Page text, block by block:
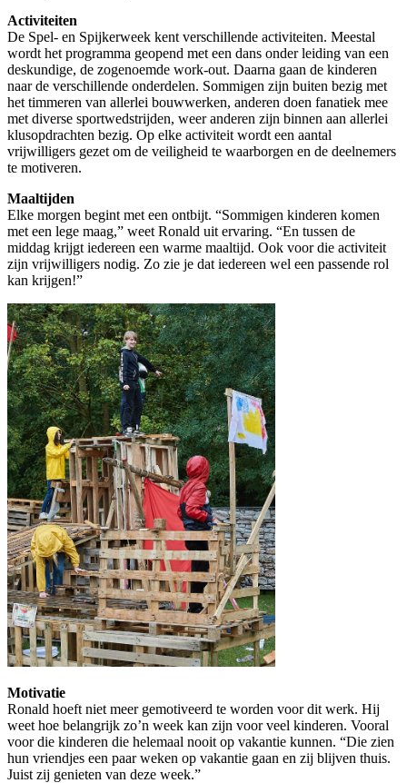
Activiteiten
De Spel- en Spijkerweek kent verschillende activiteiten. Meestal
wordt het programma geopend met een dans onder leiding van een
deskundige, de zogenoemde work-out. Daarna gaan de kinderen
naar de verschillende onderdelen. Sommigen zijn buiten bezig met
het timmeren van allerlei bouwwerken, anderen doen fanatiek mee
met diverse sportwedstrijden, weer anderen zijn binnen aan allerlei
klusopdrachten bezig. Op elke activiteit wordt een aantal
vrijwilligers gezet om de veiligheid te waarborgen en de deelnemers
te motiveren.
Maaltijden
Elke morgen begint met een ontbijt. “Sommigen kinderen komen
met een lege maag,” weet Ronald uit ervaring. “En tussen de
middag krijgt iedereen een warme maaltijd. Ook voor die activiteit
zijn vrijwilligers nodig. Zo zie je dat iedereen wel een passende rol
kan krijgen!”
Motivatie
Ronald hoeft niet meer gemotiveerd te worden voor dit werk. Hij
weet hoe belangrijk zo’n week kan zijn voor veel kinderen. Vooral
voor die kinderen die helemaal nooit op vakantie kunnen. “Die zien
hun vriendjes een paar weken op vakantie gaan en zij blijven thuis.
Juist zij genieten van deze week.”